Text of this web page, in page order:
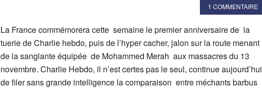
1 COMMENTAIRE
La France commémorera cette semaine le premier anniversaire de la
tuerie de Charlie hebdo, puis de l’hyper cacher, jalon sur la route menant
de la sanglante équipée de Mohammed Merah aux massacres du 13
novembre. Charlie Hebdo, il n’est certes pas le seul, continue aujourd’hui
de filer sans grande intelligence la comparaison entre méchants barbus